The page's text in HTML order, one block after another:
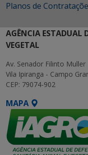
Planos de
AGÊNCIA ESTADUAL
VEGETAL
Av. Senador Filinto Muller
Vila Ipiranga - Campo
CEP: 79074-902
MAPA